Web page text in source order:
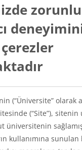
(“Üniversite” olarak
(“Site”), sitenin
üniversitenin
kullanımına